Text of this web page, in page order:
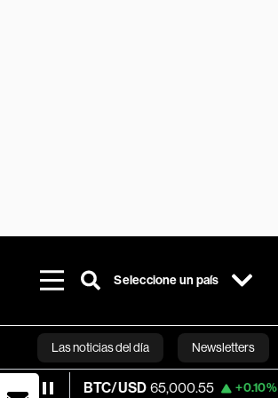
Seleccione un país
Las noticias del día Newsletters
BTC/USD 65,000.55 +0.10% ETH/USD